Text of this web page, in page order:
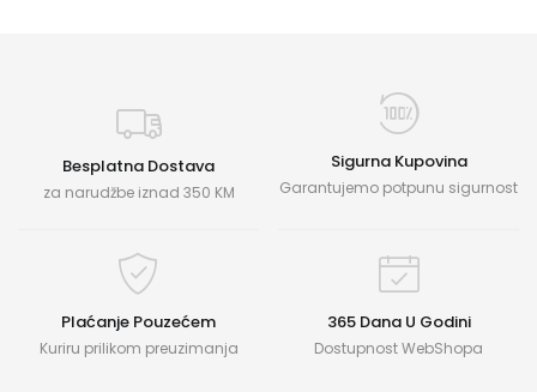
Besplatna Dostava
za narudžbe iznad 350 KM
Sigurna Kupovina
Garantujemo potpunu sigurnost
Plaćanje Pouzećem
Kuriru prilikom preuzimanja
365 Dana U Godini
Dostupnost WebShopa